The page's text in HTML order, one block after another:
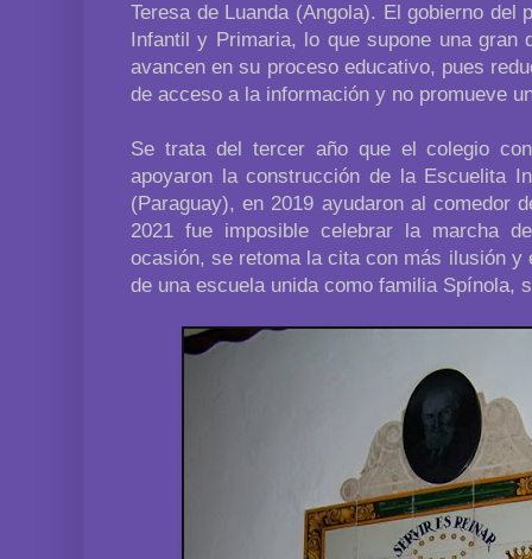
Teresa de Luanda (Angola). El gobierno del
Infantil y Primaria, lo que supone una gran
avancen en su proceso educativo, pues
de acceso a la información y no promueve
Se trata del tercer año que el colegio
apoyaron la construcción de la Escuelita
(Paraguay), en 2019 ayudaron al comedor
2021 fue imposible celebrar la marcha
ocasión, se retoma la cita con más ilusión y
de una escuela unida como familia Spínola,